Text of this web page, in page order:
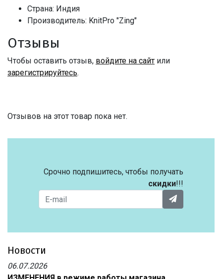
Страна: Индия
Производитель: KnitPro "Zing"
Отзывы
Чтобы оставить отзыв, войдите на сайт или
зарегистрируйтесь.
Отзывов на этот товар пока нет.
Срочно подпишитесь, чтобы получать
скидки!!!
Новости
06.07.2026